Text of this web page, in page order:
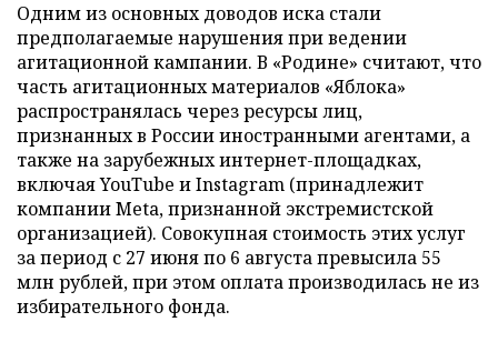
Одним из основных доводов иска стали
предполагаемые нарушения при ведении
агитационной кампании. В «Родине» считают, что
часть агитационных материалов «Яблока»
распространялась через ресурсы лиц,
признанных в России иностранными агентами, а
также на зарубежных интернет-площадках,
включая YouTube и Instagram (принадлежит
компании Meta, признанной экстремистской
организацией). Совокупная стоимость этих услуг
за период с 27 июня по 6 августа превысила 55
млн рублей, при этом оплата производилась не из
избирательного фонда.